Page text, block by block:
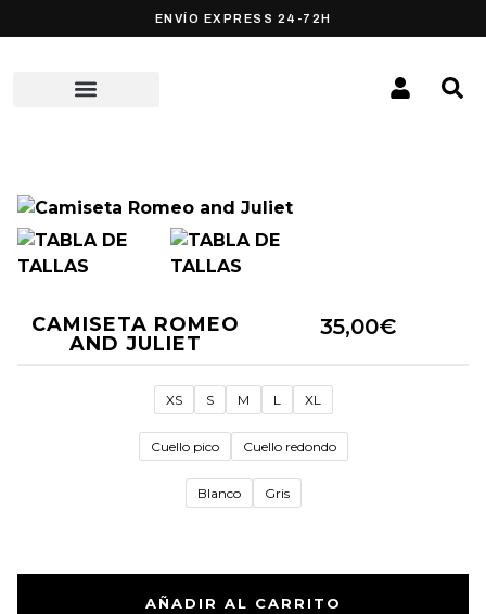
ENVÍO EXPRESS 24-72H
CAMISETA ROMEO
AND JULIET
35,00€
XS S M L XL
Cuello pico Cuello redondo
Blanco Gris
AÑADIR AL CARRITO